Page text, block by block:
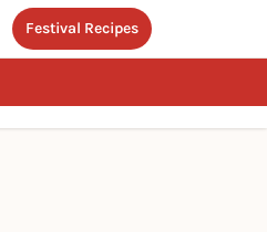
Festival Recipes